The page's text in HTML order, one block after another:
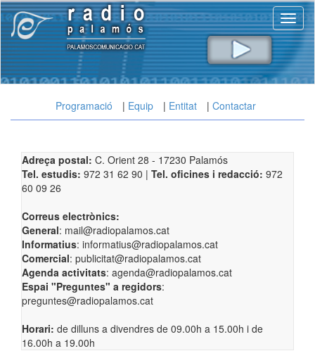
Programació Equip Entitat Contactar
Adreça postal: C. Orient 28 - 17230 Palamós
Tel. estudis: 972 31 62 90 | Tel. oficines i redacció: 972
60 09 26
Correus electrònics:
General: mail@radiopalamos.cat
Informatius: informatius@radiopalamos.cat
Comercial: publicitat@radiopalamos.cat
Agenda activitats: agenda@radiopalamos.cat
Espai "Preguntes" a regidors:
preguntes@radiopalamos.cat
Horari: de dilluns a divendres de 09.00h a 15.00h i de
16.00h a 19.00h